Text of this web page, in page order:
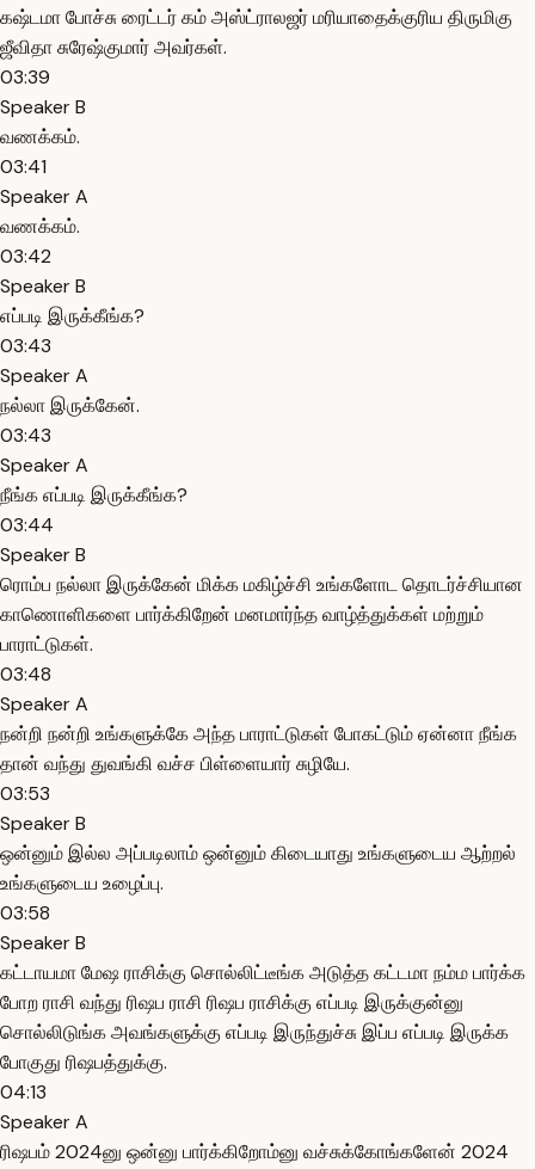
கஷ்டமா போச்சு ரைட்டர் கம் அஸ்ட்ராலஜர் மரியாதைக்குரிய திருமிகு
ஜீவிதா சுரேஷ்குமார் அவர்கள்.
03:39
Speaker B
வணக்கம்.
03:41
Speaker A
வணக்கம்.
03:42
Speaker B
எப்படி இருக்கீங்க?
03:43
Speaker A
நல்லா இருக்கேன்.
03:43
Speaker A
நீங்க எப்படி இருக்கீங்க?
03:44
Speaker B
ரொம்ப நல்லா இருக்கேன் மிக்க மகிழ்ச்சி உங்களோட தொடர்ச்சியான
காணொளிகளை பார்க்கிறேன் மனமார்ந்த வாழ்த்துக்கள் மற்றும்
பாராட்டுகள்.
03:48
Speaker A
நன்றி நன்றி உங்களுக்கே அந்த பாராட்டுகள் போகட்டும் ஏன்னா நீங்க
தான் வந்து துவங்கி வச்ச பிள்ளையார் சுழியே.
03:53
Speaker B
ஒன்னும் இல்ல அப்படிலாம் ஒன்னும் கிடையாது உங்களுடைய ஆற்றல்
உங்களுடைய உழைப்பு.
03:58
Speaker B
கட்டாயமா மேஷ ராசிக்கு சொல்லிட்டீங்க அடுத்த கட்டமா நம்ம பார்க்க
போற ராசி வந்து ரிஷப ராசி ரிஷப ராசிக்கு எப்படி இருக்குன்னு
சொல்லிடுங்க அவங்களுக்கு எப்படி இருந்துச்சு இப்ப எப்படி இருக்க
போகுது ரிஷபத்துக்கு.
04:13
Speaker A
ரிஷபம் 2024னு ஒன்னு பார்க்கிறோம்னு வச்சுக்கோங்களேன் 2024